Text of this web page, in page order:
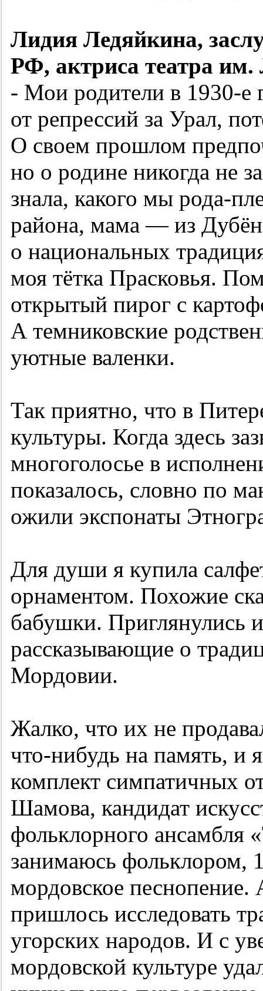
Лидия Ледяйкина,
РФ, актриса театра им.
- Мои родители в 1930-е
от репрессий за Урал,
О своем прошлом
но о родине никогда не
знала, какого мы рода-
района, мама — из
о национальных
моя тётка Прасковья.
открытый пирог с
А темниковские
уютные валенки.
Так приятно, что в
культуры. Когда здесь
многоголосье в
показалось, словно по
ожили экспонаты
Для души я купила
орнаментом. Похожие
бабушки. Приглянулись
рассказывающие о
Мордовии.
Жалко, что их не
что-нибудь на память, и
комплект симпатичных
Шамова, кандидат
фольклорного ансамбля
занимаюсь фольклором,
мордовское песнопение.
пришлось исследовать
угорских народов. И с
мордовской культуре